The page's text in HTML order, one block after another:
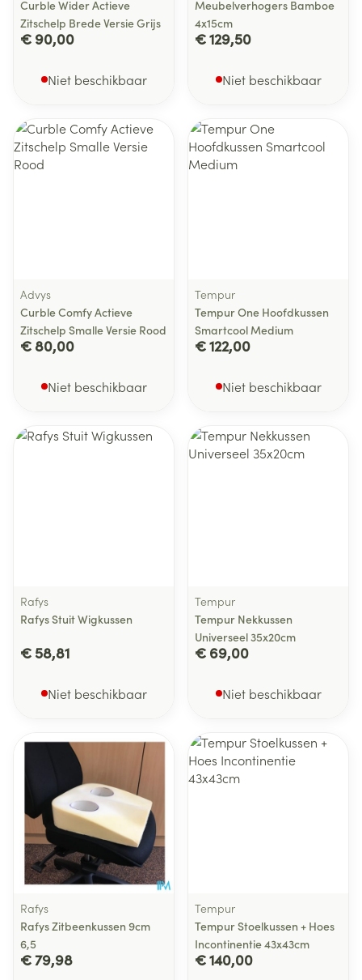
Curble Wider Actieve
Zitschelp Brede Versie Grijs
€ 90,00
Niet beschikbaar
Meubelverhogers Bamboe
4x15cm
€ 129,50
Niet beschikbaar
Advys
Curble Comfy Actieve
Zitschelp Smalle Versie Rood
€ 80,00
Niet beschikbaar
Tempur
Tempur One Hoofdkussen
Smartcool Medium
€ 122,00
Niet beschikbaar
Rafys
Rafys Stuit Wigkussen
€ 58,81
Niet beschikbaar
Tempur
Tempur Nekkussen
Universeel 35x20cm
€ 69,00
Niet beschikbaar
Rafys
Rafys Zitbeenkussen 9cm
6,5
€ 79,98
Tempur
Tempur Stoelkussen + Hoes
Incontinentie 43x43cm
€ 140,00